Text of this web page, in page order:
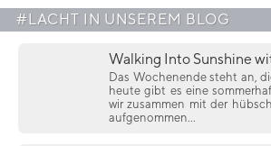
#LACHT IN UNSEREM BLOG
Walking Into Sunshine
Das Wochenende steht an,
heute gibt es eine
wir zusammen mit der
aufgenommen...